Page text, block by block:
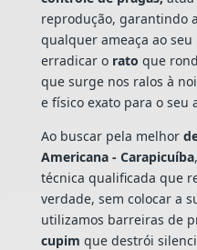
reprodução, garantindo
qualquer ameaça ao
erradicar o rato que
que surge nos ralos à
e físico exato para o seu
Ao buscar pela melhor
Americana - Carapicuíba
técnica qualificada que
verdade, sem colocar a
utilizamos barreiras de
cupim que destrói